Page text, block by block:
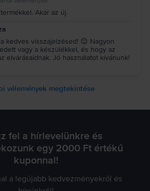
Akár az új.
kedves visszajelzésed! 😊 Nagyon
vagy a készülékkel, és hogy az
elvárásaidnak. Jó használatot kívánunk!
vélemények megtekintése
fel a hírlevelünkre és
egy 2000 Ft értékű
kuponnal!
a legújabb kedvezményekről és